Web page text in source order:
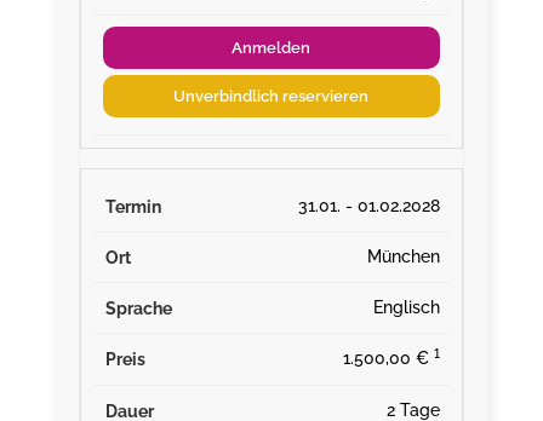
Anmelden
Unverbindlich reservieren
31.01. - 01.02.2028
München
Englisch
1.500,00 € ¹
2 Tage